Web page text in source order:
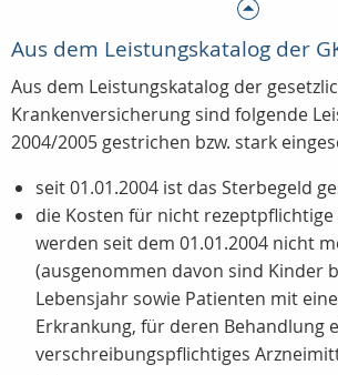
Aus dem Leistungskatalog der
Aus dem Leistungskatalog der
Krankenversicherung sind folgende
2004/2005 gestrichen bzw. stark
seit 01.01.2004 ist das Sterbegeld
die Kosten für nicht
werden seit dem 01.01.2004 nicht
(ausgenommen davon sind Kinder
Lebensjahr sowie Patienten mit
Erkrankung, für deren Behandlung
verschreibungspflichtiges